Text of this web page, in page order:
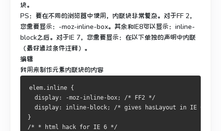
块。
PS：要在不同的浏览器中使用，内联块非常复杂。 对于FF 2，
您需要显示：-moz-inline-box。 其余和IE8可以显示：inline-
block之后。 对于IE 7，您需要显示：在以下单独的声明中内联
（最好通过条件注释）。
编辑
我用来制作元素内联块的内容
elem.inline {
  display: -moz-inline-box; /* FF2 */
  display: inline-block; /* gives hasLayout in IE 6+7*/
}
/* * html hack for IE 6 */